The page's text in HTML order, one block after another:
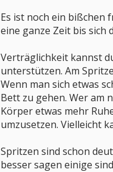
Es ist noch ein bißchen
eine ganze Zeit bis sich
Verträglichkeit kannst
unterstützen. Am
Wenn man sich etwas
Bett zu gehen. Wer am
Körper etwas mehr
umzusetzen. Vielleicht
Spritzen sind schon
besser sagen einige